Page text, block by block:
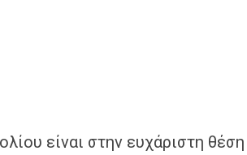
είναι στην ευχάριστη θέση